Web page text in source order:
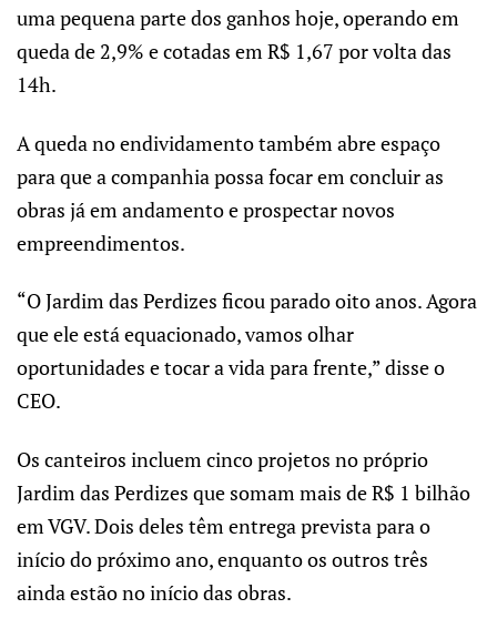
uma pequena parte dos ganhos hoje, operando em
queda de 2,9% e cotadas em R$ 1,67 por volta das
14h.
A queda no endividamento também abre espaço
para que a companhia possa focar em concluir as
obras já em andamento e prospectar novos
empreendimentos.
“O Jardim das Perdizes ficou parado oito anos. Agora
que ele está equacionado, vamos olhar
oportunidades e tocar a vida para frente,” disse o
CEO.
Os canteiros incluem cinco projetos no próprio
Jardim das Perdizes que somam mais de R$ 1 bilhão
em VGV. Dois deles têm entrega prevista para o
início do próximo ano, enquanto os outros três
ainda estão no início das obras.